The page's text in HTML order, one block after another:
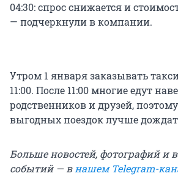
04:30: спрос снижается и
— подчеркнули в компании.
Утром 1 января заказывать
11:00. После 11:00 многие едут
родственников и друзей,
выгодных поездок лучше
Больше новостей, фотографий и
событий — внашем Telegram-